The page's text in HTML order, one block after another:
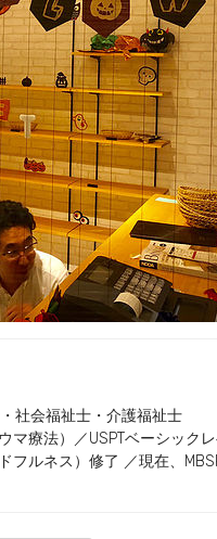
社会福祉士・介護福祉士
マ療法）／USPTベーシック
フルネス）修了 ／現在、